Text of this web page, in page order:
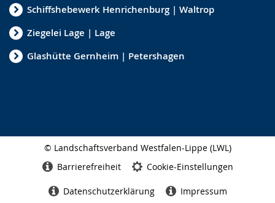
Schiffshebewerk Henrichenburg | Waltrop
Ziegelei Lage | Lage
Glashütte Gernheim | Petershagen
© Landschaftsverband Westfalen-Lippe (LWL)
Barrierefreiheit Cookie-Einstellungen
Datenschutzerklärung Impressum